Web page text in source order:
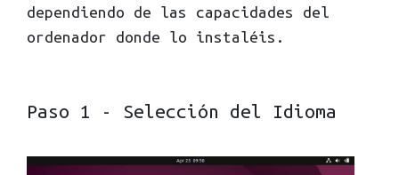
dependiendo de las capacidades del
ordenador donde lo instaléis.
Paso 1 - Selección del Idioma